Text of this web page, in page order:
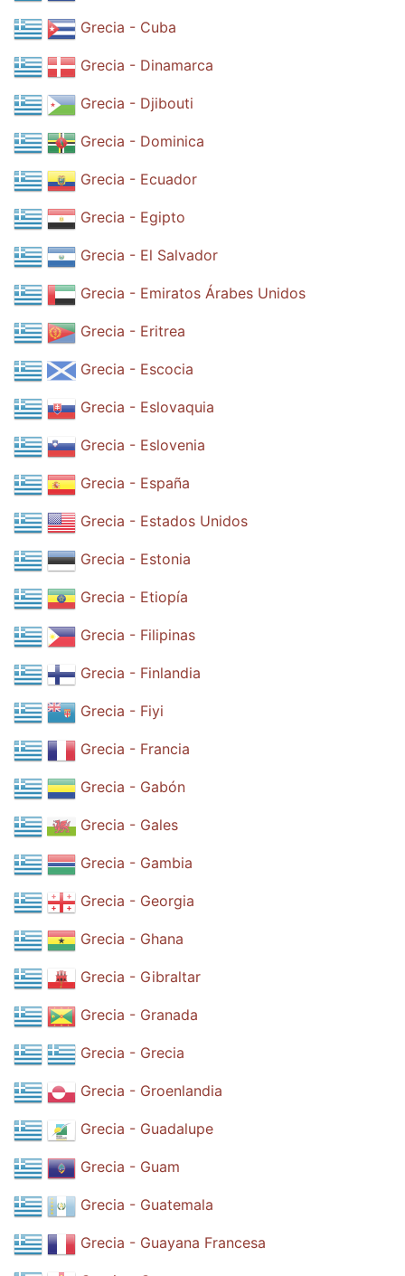
Grecia - Cuba
Grecia - Dinamarca
Grecia - Djibouti
Grecia - Dominica
Grecia - Ecuador
Grecia - Egipto
Grecia - El Salvador
Grecia - Emiratos Árabes Unidos
Grecia - Eritrea
Grecia - Escocia
Grecia - Eslovaquia
Grecia - Eslovenia
Grecia - España
Grecia - Estados Unidos
Grecia - Estonia
Grecia - Etiopía
Grecia - Filipinas
Grecia - Finlandia
Grecia - Fiyi
Grecia - Francia
Grecia - Gabón
Grecia - Gales
Grecia - Gambia
Grecia - Georgia
Grecia - Ghana
Grecia - Gibraltar
Grecia - Granada
Grecia - Grecia
Grecia - Groenlandia
Grecia - Guadalupe
Grecia - Guam
Grecia - Guatemala
Grecia - Guayana Francesa